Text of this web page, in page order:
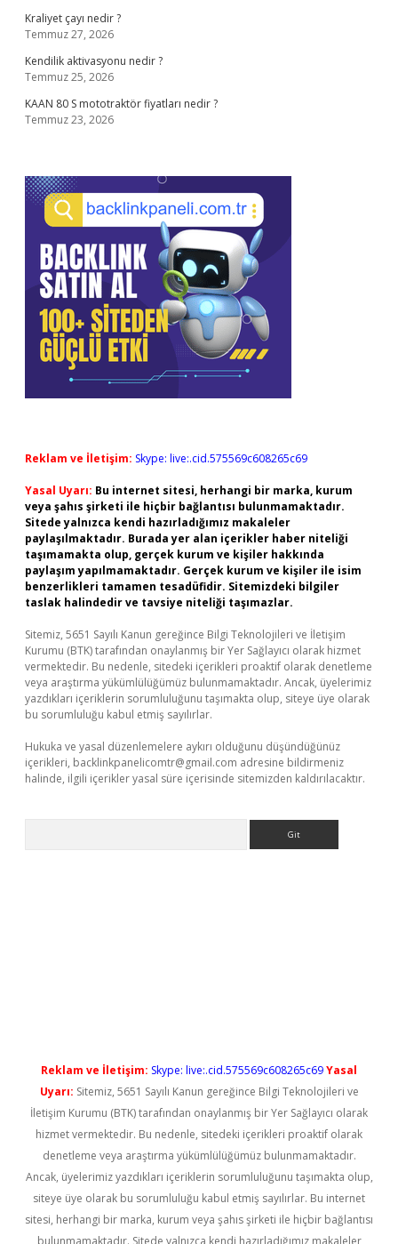
Kraliyet çayı nedir ?
Temmuz 27, 2026
Kendilik aktivasyonu nedir ?
Temmuz 25, 2026
KAAN 80 S mototraktör fiyatları nedir ?
Temmuz 23, 2026
Reklam ve İletişim: Skype: live:.cid.575569c608265c69
Yasal Uyarı: Bu internet sitesi, herhangi bir marka, kurum
veya şahıs şirketi ile hiçbir bağlantısı bulunmamaktadır.
Sitede yalnızca kendi hazırladığımız makaleler
paylaşılmaktadır. Burada yer alan içerikler haber niteliği
taşımamakta olup, gerçek kurum ve kişiler hakkında
paylaşım yapılmamaktadır. Gerçek kurum ve kişiler ile isim
benzerlikleri tamamen tesadüfidir. Sitemizdeki bilgiler
taslak halindedir ve tavsiye niteliği taşımazlar.
Sitemiz, 5651 Sayılı Kanun gereğince Bilgi Teknolojileri ve İletişim
Kurumu (BTK) tarafından onaylanmış bir Yer Sağlayıcı olarak hizmet
vermektedir. Bu nedenle, sitedeki içerikleri proaktif olarak denetleme
veya araştırma yükümlülüğümüz bulunmamaktadır. Ancak, üyelerimiz
yazdıkları içeriklerin sorumluluğunu taşımakta olup, siteye üye olarak
bu sorumluluğu kabul etmiş sayılırlar.
Hukuka ve yasal düzenlemelere aykırı olduğunu düşündüğünüz
içerikleri, backlinkpanelicomtr@gmail.com adresine bildirmeniz
halinde, ilgili içerikler yasal süre içerisinde sitemizden kaldırılacaktır.
Reklam ve İletişim: Skype: live:.cid.575569c608265c69Yasal
Uyarı: Sitemiz, 5651 Sayılı Kanun gereğince Bilgi Teknolojileri ve
İletişim Kurumu (BTK) tarafından onaylanmış bir Yer Sağlayıcı olarak
hizmet vermektedir. Bu nedenle, sitedeki içerikleri proaktif olarak
denetleme veya araştırma yükümlülüğümüz bulunmamaktadır.
Ancak, üyelerimiz yazdıkları içeriklerin sorumluluğunu taşımakta olup,
siteye üye olarak bu sorumluluğu kabul etmiş sayılırlar. Bu internet
sitesi, herhangi bir marka, kurum veya şahıs şirketi ile hiçbir bağlantısı
bulunmamaktadır. Sitede yalnızca kendi hazırladığımız makaleler